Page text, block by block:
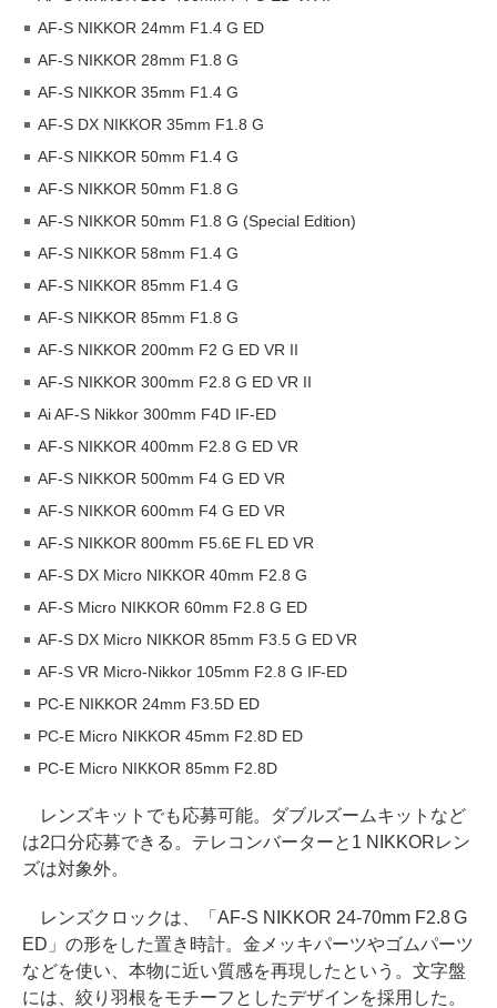
AF-S NIKKOR 24mm F1.4 G ED
AF-S NIKKOR 28mm F1.8 G
AF-S NIKKOR 35mm F1.4 G
AF-S DX NIKKOR 35mm F1.8 G
AF-S NIKKOR 50mm F1.4 G
AF-S NIKKOR 50mm F1.8 G
AF-S NIKKOR 50mm F1.8 G (Special Edition)
AF-S NIKKOR 58mm F1.4 G
AF-S NIKKOR 85mm F1.4 G
AF-S NIKKOR 85mm F1.8 G
AF-S NIKKOR 200mm F2 G ED VR II
AF-S NIKKOR 300mm F2.8 G ED VR II
Ai AF-S Nikkor 300mm F4D IF-ED
AF-S NIKKOR 400mm F2.8 G ED VR
AF-S NIKKOR 500mm F4 G ED VR
AF-S NIKKOR 600mm F4 G ED VR
AF-S NIKKOR 800mm F5.6E FL ED VR
AF-S DX Micro NIKKOR 40mm F2.8 G
AF-S Micro NIKKOR 60mm F2.8 G ED
AF-S DX Micro NIKKOR 85mm F3.5 G ED VR
AF-S VR Micro-Nikkor 105mm F2.8 G IF-ED
PC-E NIKKOR 24mm F3.5D ED
PC-E Micro NIKKOR 45mm F2.8D ED
PC-E Micro NIKKOR 85mm F2.8D
レンズキットでも応募可能。ダブルズームキットなど
は2口分応募できる。テレコンバーターと1 NIKKORレン
ズは対象外。
レンズクロックは、「AF-S NIKKOR 24-70mm F2.8 G
ED」の形をした置き時計。金メッキパーツやゴムパーツ
などを使い、本物に近い質感を再現したという。文字盤
には、絞り羽根をモチーフとしたデザインを採用した。